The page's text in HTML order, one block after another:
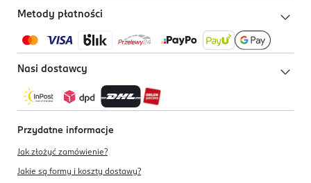
Metody płatności
Nasi dostawcy
Przydatne informacje
Jak złożyć zamówienie?
Jakie są formy i koszty dostawy?